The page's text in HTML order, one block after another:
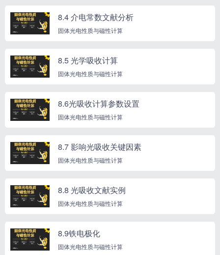
8.4 介电常数文献分析
固体光电性质与磁性计算
8.5 光学吸收计算
固体光电性质与磁性计算
8.6光吸收计算参数设置
固体光电性质与磁性计算
8.7 影响光吸收关键因素
固体光电性质与磁性计算
8.8 光吸收文献实例
固体光电性质与磁性计算
8.9铁电极化
固体光电性质与磁性计算